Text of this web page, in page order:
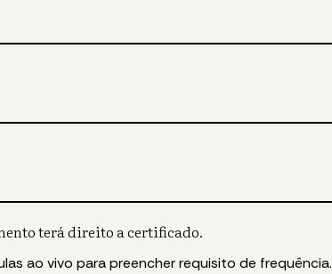
terá direito a certificado.
ao vivo para preencher requisito de frequência.